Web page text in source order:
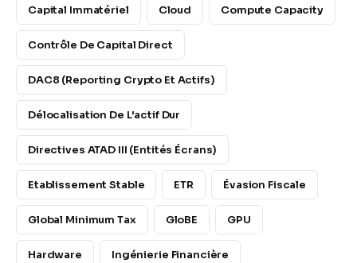
Capital Immatériel Cloud Compute Capacity
Contrôle De Capital Direct
DAC8 (Reporting Crypto Et Actifs)
Délocalisation De L'actif Dur
Directives ATAD III (Entités Écrans)
Etablissement Stable ETR Évasion Fiscale
Global Minimum Tax GloBE GPU
Hardware Ingénierie Financière